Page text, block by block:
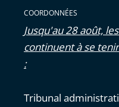
COORDONNÉES
Jusqu'au 28 août,
continuent à se
:
Tribunal